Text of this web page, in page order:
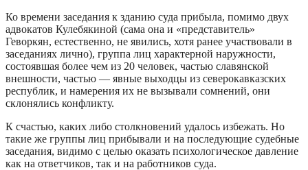
Ко времени заседания к зданию суда прибыла, помимо двух
адвокатов Кулебякиной (сама она и «представитель»
Геворкян, естественно, не явились, хотя ранее участвовали в
заседаниях лично), группа лиц характерной наружности,
состоявшая более чем из 20 человек, частью славянской
внешности, частью — явные выходцы из северокавказских
республик, и намерения их не вызывали сомнений, они
склонялись конфликту.
К счастью, каких либо столкновений удалось избежать. Но
такие же группы лиц прибывали и на последующие судебные
заседания, видимо с целью оказать психологическое давление
как на ответчиков, так и на работников суда.